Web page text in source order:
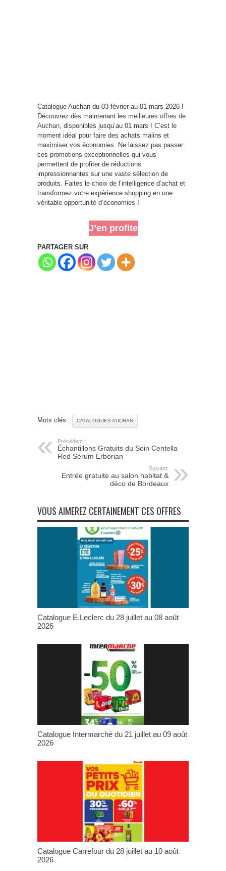
Catalogue Auchan du 03 février au 01 mars 2026 !
Découvrez dès maintenant les meilleures offres de
Auchan , disponibles jusqu’au 01 mars ! C’est le
moment idéal pour faire des achats malins et
maximiser vos économies. Ne laissez pas passer
ces promotions exceptionnelles qui vous
permettent de profiter de réductions
impressionnantes sur une vaste sélection de
produits. Faites le choix de l’intelligence d’achat et
transformez votre expérience shopping en une
véritable opportunité d’économies !
J’en profite
PARTAGER SUR
Mots clés : CATALOGUES AUCHAN
Précédent :
Échantillons Gratuits du Soin Centella
Red Sérum Erborian
Suivant:
Entrée gratuite au salon habitat &
déco de Bordeaux
VOUS AIMEREZ CERTAINEMENT CES OFFRES
Catalogue E.Leclerc du 28 juillet au 08 août
2026
Catalogue Intermarché du 21 juillet au 09 août
2026
Catalogue Carrefour du 28 juillet au 10 août
2026